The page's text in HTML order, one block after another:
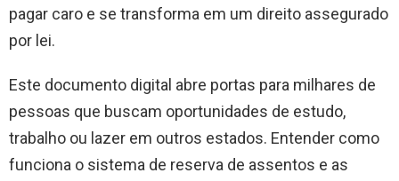
pagar caro e se transforma em um direito assegurado
por lei.
Este documento digital abre portas para milhares de
pessoas que buscam oportunidades de estudo,
trabalho ou lazer em outros estados. Entender como
funciona o sistema de reserva de assentos e as